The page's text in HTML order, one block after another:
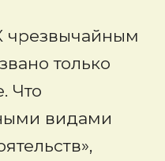
чрезвычайным
только
Что
видами